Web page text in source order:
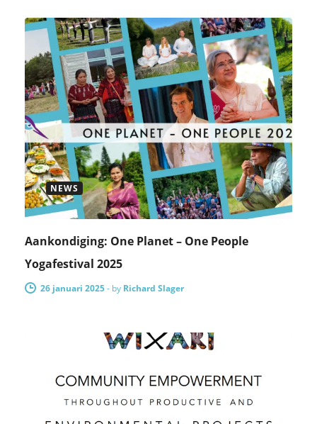
NEWS
Aankondiging: One Planet – One People
Yogafestival 2025
26 januari 2025- by Richard Slager